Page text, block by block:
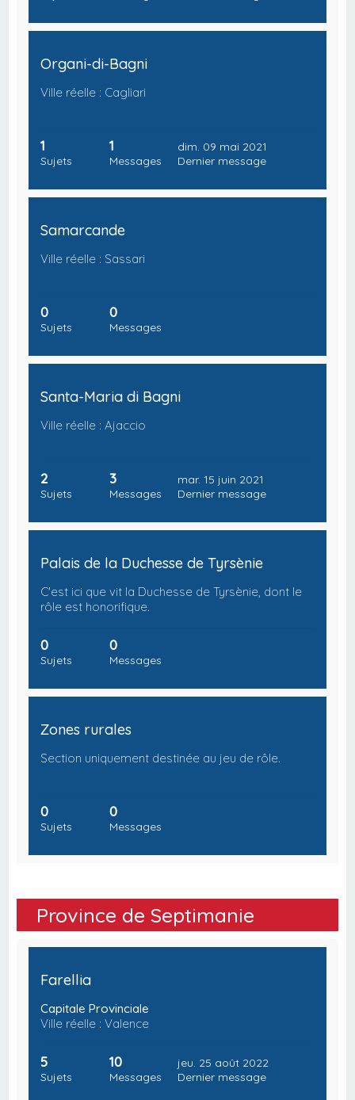
Organi-di-Bagni
Ville réelle : Cagliari
1
Sujets
1
Messages
dim. 09 mai 2021
Dernier message
Samarcande
Ville réelle : Sassari
0
Sujets
0
Messages
Santa-Maria di Bagni
Ville réelle : Ajaccio
2
Sujets
3
Messages
mar. 15 juin 2021
Dernier message
Palais de la Duchesse de Tyrsènie
C'est ici que vit la Duchesse de Tyrsènie, dont le
rôle est honorifique.
0
Sujets
0
Messages
Zones rurales
Section uniquement destinée au jeu de rôle.
0
Sujets
0
Messages
Province de Septimanie
Farellia
Capitale Provinciale
Ville réelle : Valence
5
Sujets
10
Messages
jeu. 25 août 2022
Dernier message